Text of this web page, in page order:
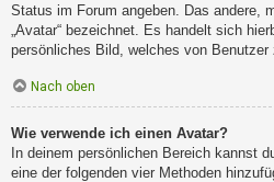
Status im Forum angeben. Das andere,
„Avatar“ bezeichnet. Es handelt sich
persönliches Bild, welches von
Nach oben
Wie verwende ich einen Avatar?
In deinem persönlichen Bereich kannst
eine der folgenden vier Methoden